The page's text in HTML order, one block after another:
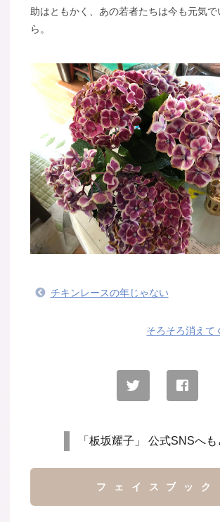
助はともかく、あの若者たちは今も元気で
ら。
チキンレースの年じゃない
そろそろ消えて
「板坂耀子」 公式SNSへ
フェイスブック